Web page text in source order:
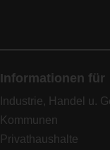
Informationen für
Industrie, Handel u.
Kommunen
Privathaushalte